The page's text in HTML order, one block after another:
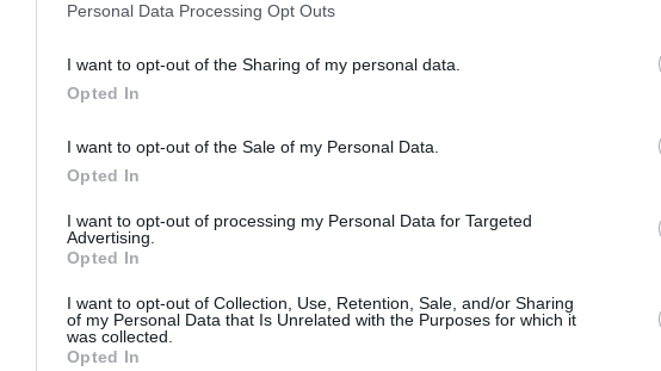
Personal Data Processing Opt Outs
I want to opt-out of the Sharing of my personal data.
Opted In
I want to opt-out of the Sale of my Personal Data.
Opted In
I want to opt-out of processing my Personal Data for Targeted
Advertising.
Opted In
I want to opt-out of Collection, Use, Retention, Sale, and/or Sharing
of my Personal Data that Is Unrelated with the Purposes for which it
was collected.
Opted In